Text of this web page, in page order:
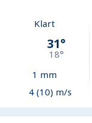
Klart
31°
18°
1 mm
4 (10) m/s